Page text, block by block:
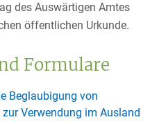
des Auswärtigen Amtes
öffentlichen Urkunde.
Formulare
Beglaubigung von
Verwendung im Ausland